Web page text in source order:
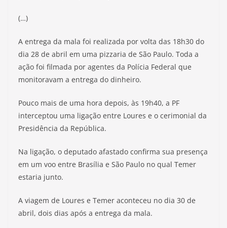
(…)
A entrega da mala foi realizada por volta das 18h30 do
dia 28 de abril em uma pizzaria de São Paulo. Toda a
ação foi filmada por agentes da Polícia Federal que
monitoravam a entrega do dinheiro.
Pouco mais de uma hora depois, às 19h40, a PF
interceptou uma ligação entre Loures e o cerimonial da
Presidência da República.
Na ligação, o deputado afastado confirma sua presença
em um voo entre Brasília e São Paulo no qual Temer
estaria junto.
A viagem de Loures e Temer aconteceu no dia 30 de
abril, dois dias após a entrega da mala.